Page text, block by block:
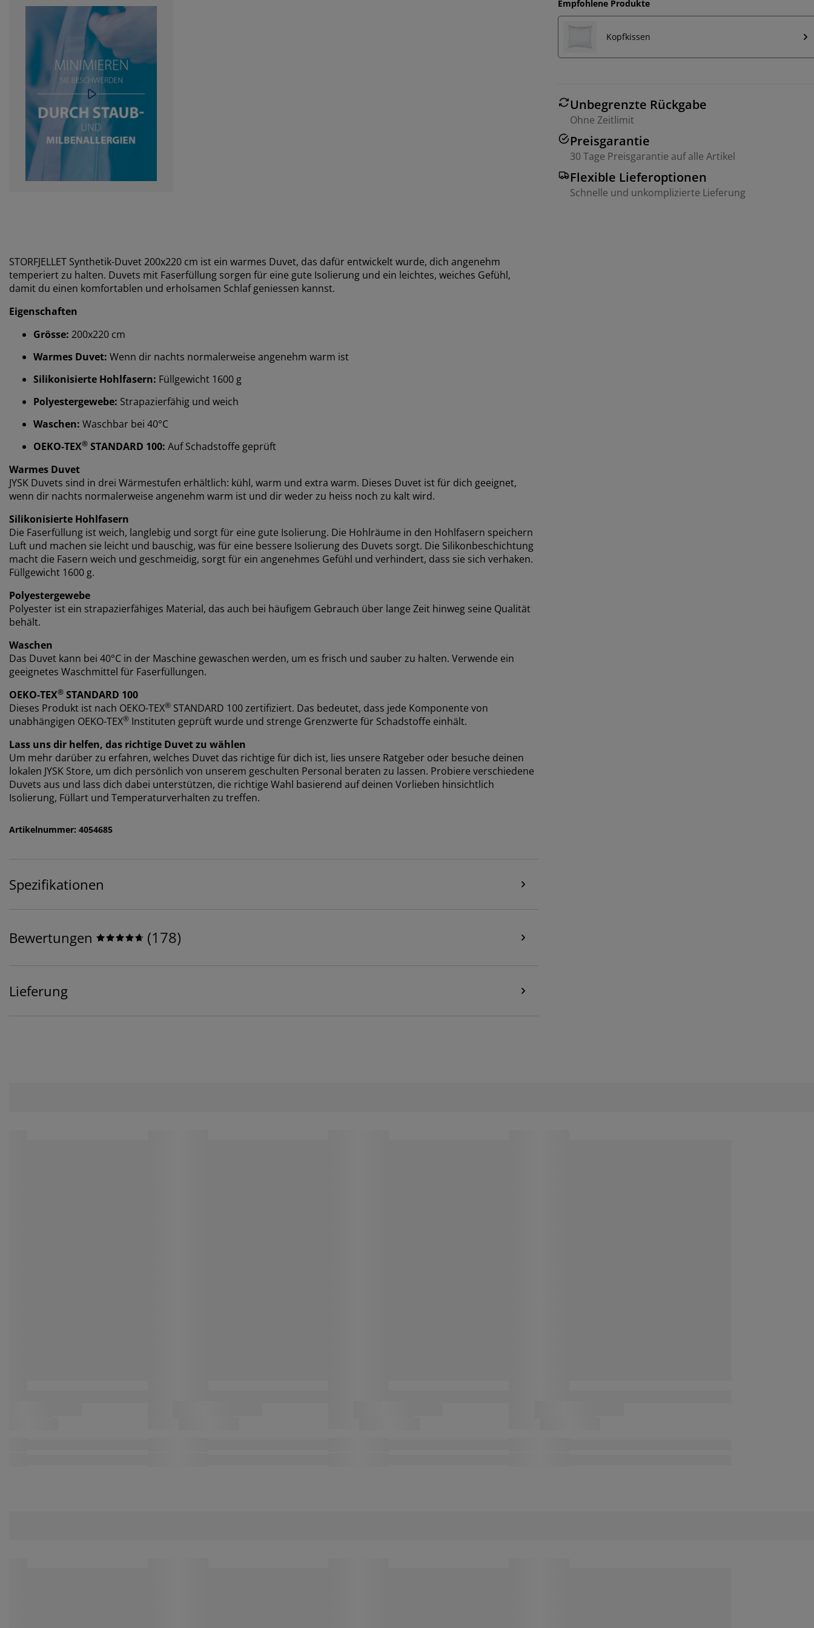
Empfohlene Produkte
Kopfkissen
Unbegrenzte Rückgabe
Ohne Zeitlimit
Preisgarantie
30 Tage Preisgarantie auf alle Artikel
Flexible Lieferoptionen
Schnelle und unkomplizierte Lieferung
STORFJELLET Synthetik-Duvet 200x220 cm ist ein warmes Duvet, das dafür entwickelt wurde, dich angenehm
temperiert zu halten. Duvets mit Faserfüllung sorgen für eine gute Isolierung und ein leichtes, weiches Gefühl,
damit du einen komfortablen und erholsamen Schlaf geniessen kannst.
Eigenschaften
Grösse: 200x220 cm
Warmes Duvet: Wenn dir nachts normalerweise angenehm warm ist
Silikonisierte Hohlfasern: Füllgewicht 1600 g
Polyestergewebe: Strapazierfähig und weich
Waschen: Waschbar bei 40°C
OEKO-TEX® STANDARD 100: Auf Schadstoffe geprüft
Warmes Duvet
JYSK Duvets sind in drei Wärmestufen erhältlich: kühl, warm und extra warm. Dieses Duvet ist für dich geeignet,
wenn dir nachts normalerweise angenehm warm ist und dir weder zu heiss noch zu kalt wird.
Silikonisierte Hohlfasern
Die Faserfüllung ist weich, langlebig und sorgt für eine gute Isolierung. Die Hohlräume in den Hohlfasern speichern
Luft und machen sie leicht und bauschig, was für eine bessere Isolierung des Duvets sorgt. Die Silikonbeschichtung
macht die Fasern weich und geschmeidig, sorgt für ein angenehmes Gefühl und verhindert, dass sie sich verhaken.
Füllgewicht 1600 g.
Polyestergewebe
Polyester ist ein strapazierfähiges Material, das auch bei häufigem Gebrauch über lange Zeit hinweg seine Qualität
behält.
Waschen
Das Duvet kann bei 40°C in der Maschine gewaschen werden, um es frisch und sauber zu halten. Verwende ein
geeignetes Waschmittel für Faserfüllungen.
OEKO-TEX® STANDARD 100
Dieses Produkt ist nach OEKO-TEX® STANDARD 100 zertifiziert. Das bedeutet, dass jede Komponente von
unabhängigen OEKO-TEX® Instituten geprüft wurde und strenge Grenzwerte für Schadstoffe einhält.
Lass uns dir helfen, das richtige Duvet zu wählen
Um mehr darüber zu erfahren, welches Duvet das richtige für dich ist, lies unsere Ratgeber oder besuche deinen
lokalen JYSK Store, um dich persönlich von unserem geschulten Personal beraten zu lassen. Probiere verschiedene
Duvets aus und lass dich dabei unterstützen, die richtige Wahl basierend auf deinen Vorlieben hinsichtlich
Isolierung, Füllart und Temperaturverhalten zu treffen.
Artikelnummer: 4054685
Spezifikationen
Bewertungen (178)
Lieferung